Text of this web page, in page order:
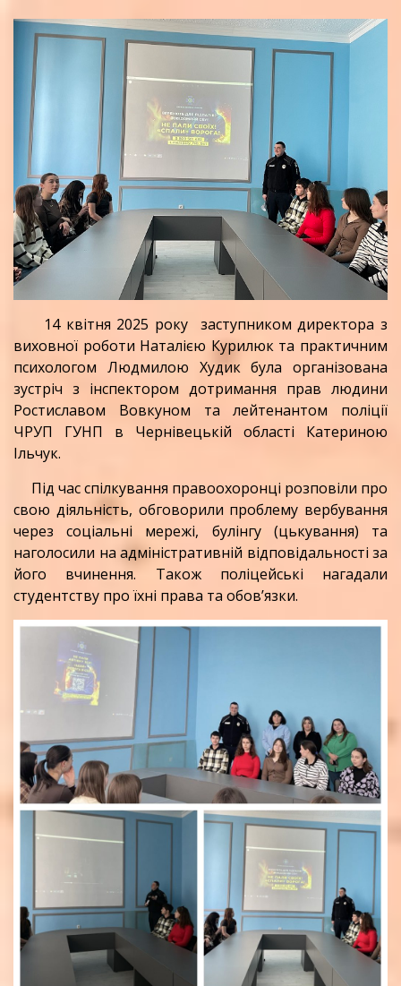
14 квітня 2025 року заступником директора з
виховної роботи Наталією Курилюк та практичним
психологом Людмилою Худик була організована
зустріч з інспектором дотримання прав людини
Ростиславом Вовкуном та лейтенантом поліції
ЧРУП ГУНП в Чернівецькій області Катериною
Ільчук.
Під час спілкування правоохоронці розповіли про
свою діяльність, обговорили проблему вербування
через соціальні мережі, булінгу (цькування) та
наголосили на адміністративній відповідальності за
його вчинення. Також поліцейські нагадали
студентству про їхні права та обов’язки.